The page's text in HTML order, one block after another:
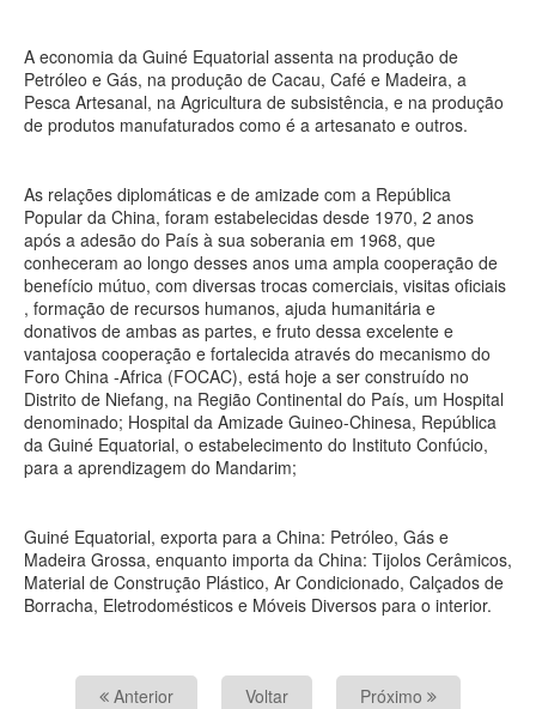
A economia da Guiné Equatorial assenta na produção de
Petróleo e Gás, na produção de Cacau, Café e Madeira, a
Pesca Artesanal, na Agricultura de subsistência, e na produção
de produtos manufaturados como é a artesanato e outros.
As relações diplomáticas e de amizade com a República
Popular da China, foram estabelecidas desde 1970, 2 anos
após a adesão do País à sua soberania em 1968, que
conheceram ao longo desses anos uma ampla cooperação de
benefício mútuo, com diversas trocas comerciais, visitas oficiais
, formação de recursos humanos, ajuda humanitária e
donativos de ambas as partes, e fruto dessa excelente e
vantajosa cooperação e fortalecida através do mecanismo do
Foro China -Africa (FOCAC), está hoje a ser construído no
Distrito de Niefang, na Região Continental do País, um Hospital
denominado; Hospital da Amizade Guineo-Chinesa, República
da Guiné Equatorial, o estabelecimento do Instituto Confúcio,
para a aprendizagem do Mandarim;
Guiné Equatorial, exporta para a China: Petróleo, Gás e
Madeira Grossa, enquanto importa da China: Tijolos Cerâmicos,
Material de Construção Plástico, Ar Condicionado, Calçados de
Borracha, Eletrodomésticos e Móveis Diversos para o interior.
Anterior Voltar Próximo